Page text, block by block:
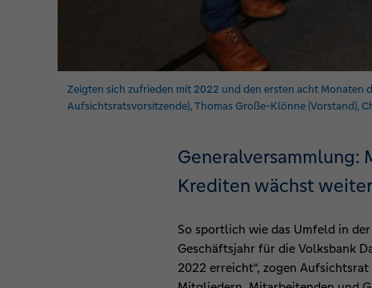
Zeigten sich zufrieden mit 2022 und den ersten acht Monaten
Aufsichtsratsvorsitzende), Thomas Große-Klönne (Vorstand),
Generalversammlung:
Krediten wächst
So sportlich wie das Umfeld in
Geschäftsjahr für die Volksbank
2022 erreicht“, zogen